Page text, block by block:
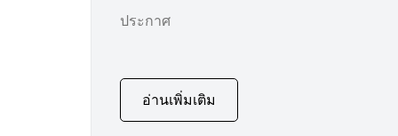
ประกาศ
อ่านเพิ่มเติม